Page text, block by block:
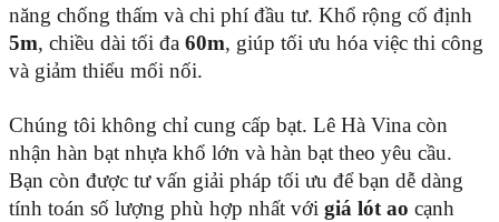
năng chống thấm và chi phí đầu tư. Khổ rộng cố định
5m, chiều dài tối đa 60m, giúp tối ưu hóa việc thi công
và giảm thiểu mối nối.
Chúng tôi không chỉ cung cấp bạt. Lê Hà Vina còn
nhận hàn bạt nhựa khổ lớn và hàn bạt theo yêu cầu.
Bạn còn được tư vấn giải pháp tối ưu để bạn dễ dàng
tính toán số lượng phù hợp nhất với giá lót ao cạnh